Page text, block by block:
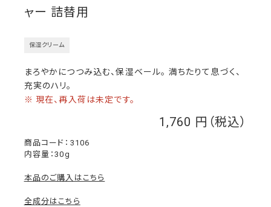
ャー 詰替用
保湿クリーム
1,760
3106
まろやかにつつみ込む、保湿ベール。 満ちたりて息づく、
充実のハリ。
※ 現在、再入荷は未定です。
内容量：30g
本品のご購入はこちら
全成分はこちら